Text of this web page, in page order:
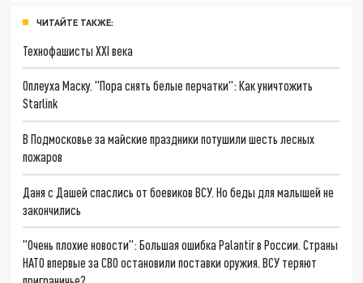
ЧИТАЙТЕ ТАКЖЕ:
Технофашисты XXI века
Оплеуха Маску. "Пора снять белые перчатки": Как уничтожить
Starlink
В Подмосковье за майские праздники потушили шесть лесных
пожаров
Даня с Дашей спаслись от боевиков ВСУ. Но беды для малышей не
закончились
"Очень плохие новости": Большая ошибка Palantir в России. Страны
НАТО впервые за СВО остановили поставки оружия. ВСУ теряют